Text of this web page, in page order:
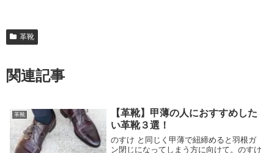
革靴
関連記事
革靴
【革靴】甲薄の人におすすめした
い革靴３選！
のすけ と同じく甲薄で紐締めると羽根ガ
ン閉じになってしまう方に向けて。のすけ